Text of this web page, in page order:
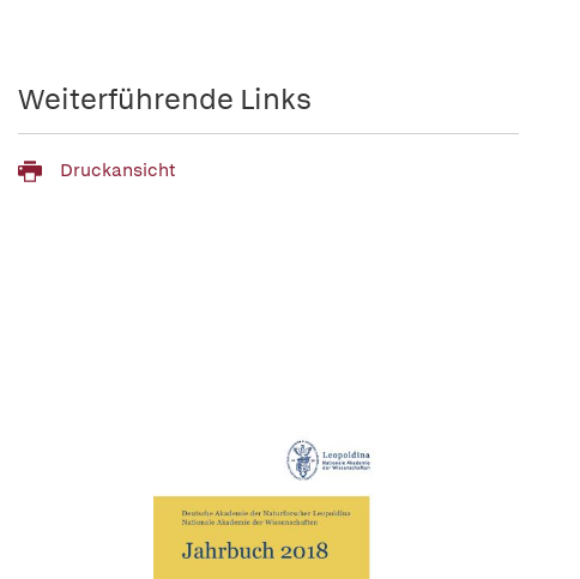
Weiterführende Links
Druckansicht